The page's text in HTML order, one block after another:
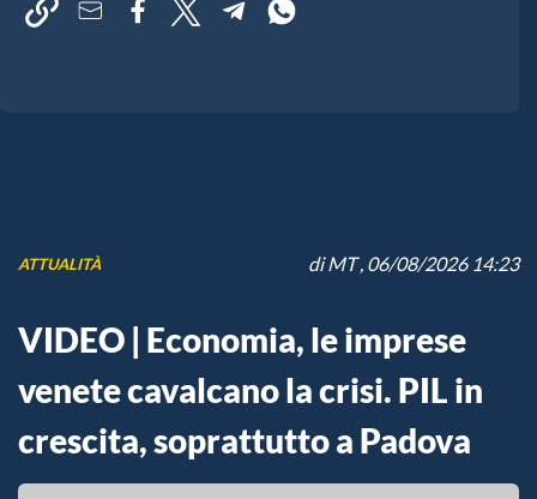
ATTUALITÀ diMT, 06/08/2026 14:23
VIDEO | Economia, le imprese
venete cavalcano la crisi. PIL in
crescita, soprattutto a Padova